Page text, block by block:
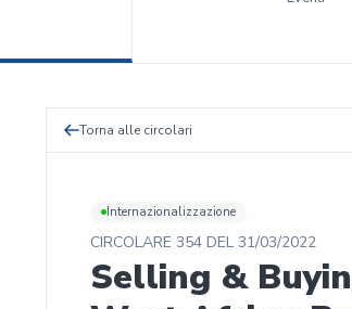
Torna alle circolari
Internazionalizzazione
CIRCOLARE 354 DEL 31/03/2022
Selling &